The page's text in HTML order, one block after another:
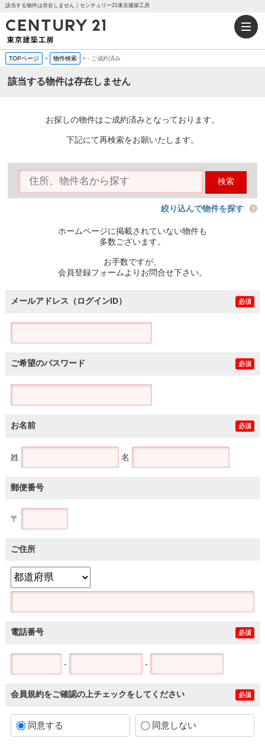
該当する物件は存在しません｜センチュリー21東京建築工房
TOPページ > 物件検索 >- ご成約済み
該当する物件は存在しません
お探しの物件はご成約済みとなっております。
下記にて再検索をお願いたします。
検索
絞り込んで物件を探す
ホームページに掲載されていない物件も
多数ございます。
お手数ですが、
会員登録フォームよりお問合せ下さい。
メールアドレス（ログインID） 必須
ご希望のパスワード 必須
お名前 必須
姓 名
郵便番号
〒
ご住所
電話番号 必須
- -
会員規約をご確認の上チェックをしてください 必須
同意する 同意しない